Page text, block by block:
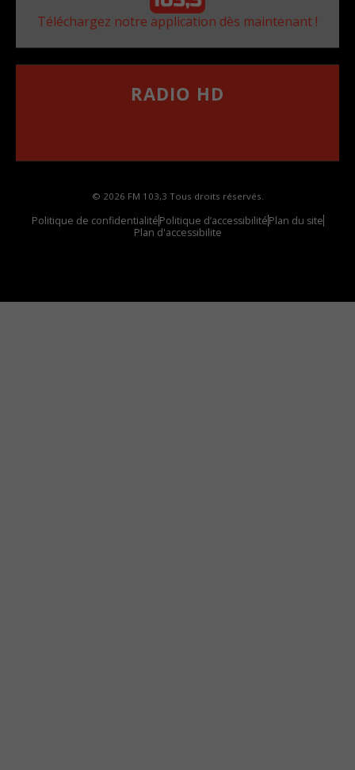
Téléchargez notre application dès maintenant !
RADIO HD
© 2026 FM 103,3 Tous droits réservés.
Politique de confidentialitéPolitique d’accessibilitéPlan du site
Plan d'accessibilite